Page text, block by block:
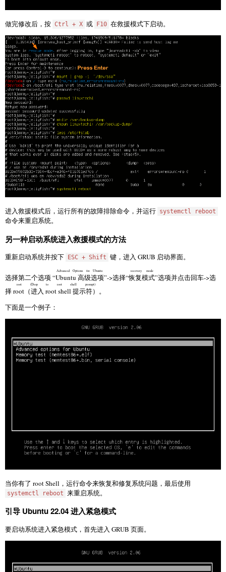
做完修改后，按 Ctrl + X 或 F10 在救援模式下启动。
进入救援模式后，运行所有的故障排除命令，并运行 systemctl reboot
命令来重启系统。
另一种启动系统进入救援模式的方法
重新启动系统并按下 ESC + Shift 键，进入 GRUB 启动界面。
选择第二个选项 “Ubuntu 高级选项
Advanced Options for Ubuntu
”->选择“恢复模式
recovery mode
”选项并点击回车->选
择root（进入 root shell 提示符）
root (Drop to root shell prompt)
。
下面是一个例子：
当你有了 root Shell，运行命令来恢复和修复系统问题，最后使用
systemctl reboot 来重启系统。
引导 Ubuntu 22.04 进入紧急模式
要启动系统进入紧急模式，首先进入 GRUB 页面。